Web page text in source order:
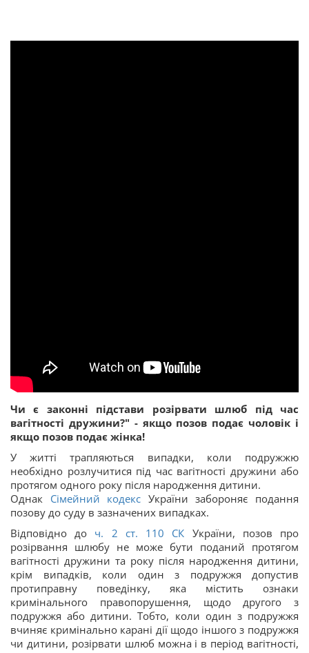
Чи є законні підстави розірвати шлюб під час
вагітності дружини?" - якщо позов подає чоловік і
якщо позов подає жінка!
У житті трапляються випадки, коли подружжю
необхідно розлучитися під час вагітності дружини або
протягом одного року після народження дитини.
Однак Сімейний кодекс України забороняє подання
позову до суду в зазначених випадках.
Відповідно до ч. 2 ст. 110 СК України, позов про
розірвання шлюбу не може бути поданий протягом
вагітності дружини та року після народження дитини,
крім випадків, коли один з подружжя допустив
протиправну поведінку, яка містить ознаки
кримінального правопорушення, щодо другого з
подружжя або дитини. Тобто, коли один з подружжя
вчиняє кримінально карані дії щодо іншого з подружжя
чи дитини, розірвати шлюб можна і в період вагітності,